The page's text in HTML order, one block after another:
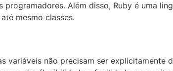
Além disso, Ruby é uma
mesmo classes.
variáveis não precisam ser explicitamente